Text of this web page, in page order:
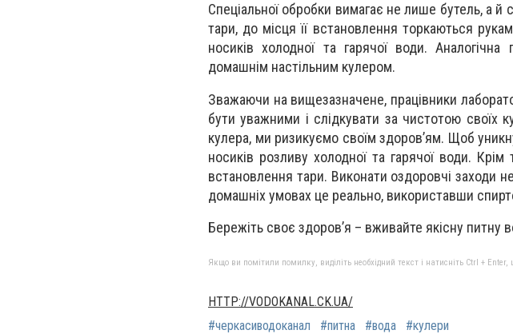
Спеціальної обробки вимагає не лише бутель, а
тари, до місця її встановлення торкаються
носиків холодної та гарячої води.
домашнім настільним кулером.
Зважаючи на вищезазначене, працівники
бути уважними і слідкувати за чистотою своїх
кулера, ми ризикуємо своїм здоров’ям. Щоб
носиків розливу холодної та гарячої води.
встановлення тари. Виконати оздоровчі заходи
домашніх умовах це реально, використавши
Бережіть своє здоров’я – вживайте якісну питну
Якщо ви помітили помилку, виділіть необхідний текст і натисніть Ctrl +
HTTP://VODOKANAL.CK.UA/
#черкасиводоканал
#питна #вода #кулери